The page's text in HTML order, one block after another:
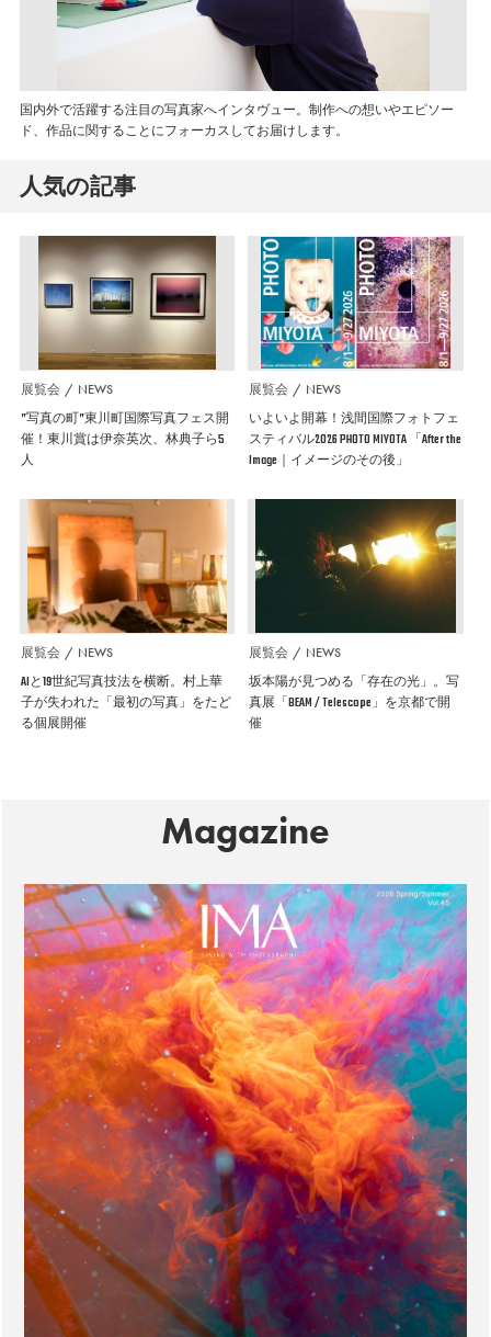
国内外で活躍する注目の写真家へインタヴュー。制作への想いやエピソー
ド、作品に関することにフォーカスしてお届けします。
人気の記事
展覧会 NEWS
”写真の町”東川町国際写真フェス開
催！東川賞は伊奈英次、林典子ら5
人
展覧会 NEWS
いよいよ開幕！浅間国際フォトフェ
スティバル2026 PHOTO MIYOTA 「After the
Image｜イメージのその後」
展覧会 NEWS
AIと19世紀写真技法を横断。村上華
子が失われた「最初の写真」をたど
る個展開催
展覧会 NEWS
坂本陽が見つめる「存在の光」。写
真展「BEAM / Telescope」を京都で開
催
Magazine